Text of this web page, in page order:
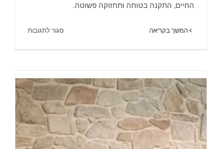
החיים, התקנה בטוחה ותחזוקה פשוטה.
המשך בקריאה סגור לתגובותעל
עוזרים
לכם
לבחור
קמין